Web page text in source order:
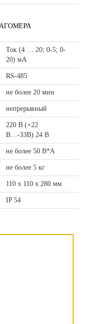
Ток (4 … 20; 0-5; 0-
20) мА
RS-485
не более 20 мин
непрерывный
220 В (+22
В…-33В) 24 В
не более 50 В*А
не более 5 кг
110 х 110 х 280 мм
IP 54